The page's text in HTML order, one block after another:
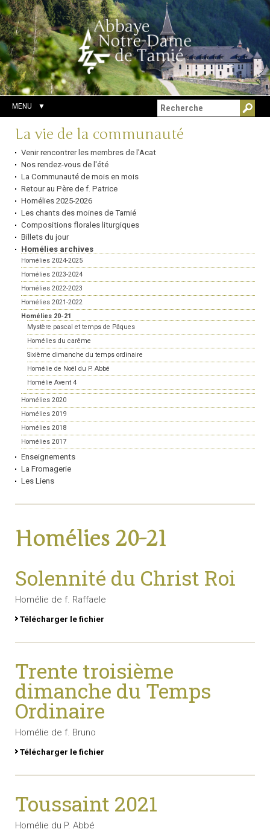
Aller
au
contenu.
|
Aller
à
la
navigation
Outils
personnels
Chercher par
Recherche
avancée…
MENU
Navigation
La vie de la communauté
Venir rencontrer les membres de l'Acat
Nos rendez-vous de l'été
La Communauté de mois en mois
Retour au Père de f. Patrice
Homélies 2025-2026
Les chants des moines de Tamié
Compositions florales liturgiques
Billets du jour
Homélies archives
Homélies 2024-2025
Homélies 2023-2024
Homélies 2022-2023
Homélies 2021-2022
Homélies 20-21
Mystère pascal et temps de Pâques
Homélies du carême
Sixième dimanche du temps ordinaire
Homélie de Noël du P. Abbé
Homélie Avent 4
Homélies 2020
Homélies 2019
Homélies 2018
Homélies 2017
Enseignements
La Fromagerie
Les Liens
Homélies 20-21
Solennité du Christ Roi
Homélie de f. Raffaele
Télécharger le fichier
Trente troisième
dimanche du Temps
Ordinaire
Homélie de f. Bruno
Télécharger le fichier
Toussaint 2021
Homélie du P. Abbé